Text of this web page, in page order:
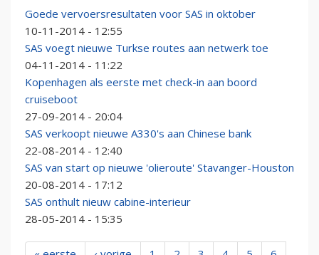
Goede vervoersresultaten voor SAS in oktober
10-11-2014 - 12:55
SAS voegt nieuwe Turkse routes aan netwerk toe
04-11-2014 - 11:22
Kopenhagen als eerste met check-in aan boord
cruiseboot
27-09-2014 - 20:04
SAS verkoopt nieuwe A330's aan Chinese bank
22-08-2014 - 12:40
SAS van start op nieuwe 'olieroute' Stavanger-Houston
20-08-2014 - 17:12
SAS onthult nieuw cabine-interieur
28-05-2014 - 15:35